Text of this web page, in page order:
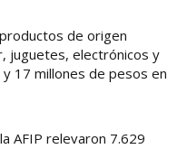
de origen
juguetes, electrónicos y
17 millones de pesos en
AFIP relevaron 7.629